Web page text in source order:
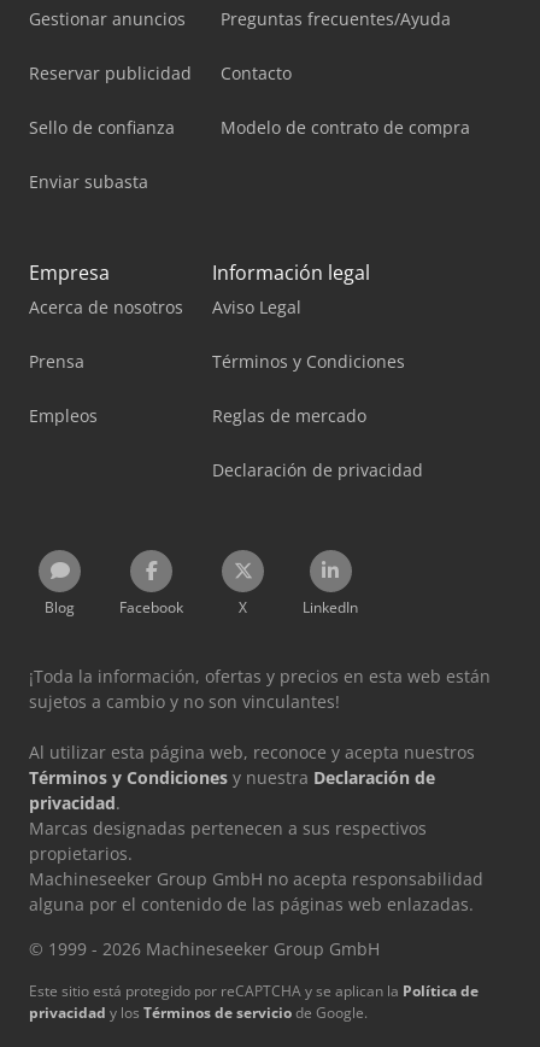
Gestionar anuncios
Reservar publicidad
Sello de confianza
Enviar subasta
Preguntas frecuentes/Ayuda
Contacto
Modelo de contrato de compra
Empresa
Acerca de nosotros
Prensa
Empleos
Información legal
Aviso Legal
Términos y Condiciones
Reglas de mercado
Declaración de privacidad
Blog Facebook X LinkedIn
¡Toda la información, ofertas y precios en esta web están
sujetos a cambio y no son vinculantes!
Al utilizar esta página web, reconoce y acepta nuestros
Términos y Condiciones y nuestra Declaración de
privacidad.
Marcas designadas pertenecen a sus respectivos
propietarios.
Machineseeker Group GmbH no acepta responsabilidad
alguna por el contenido de las páginas web enlazadas.
© 1999 - 2026 Machineseeker Group GmbH
Este sitio está protegido por reCAPTCHA y se aplican la Política de
privacidad y los Términos de serviciode Google.